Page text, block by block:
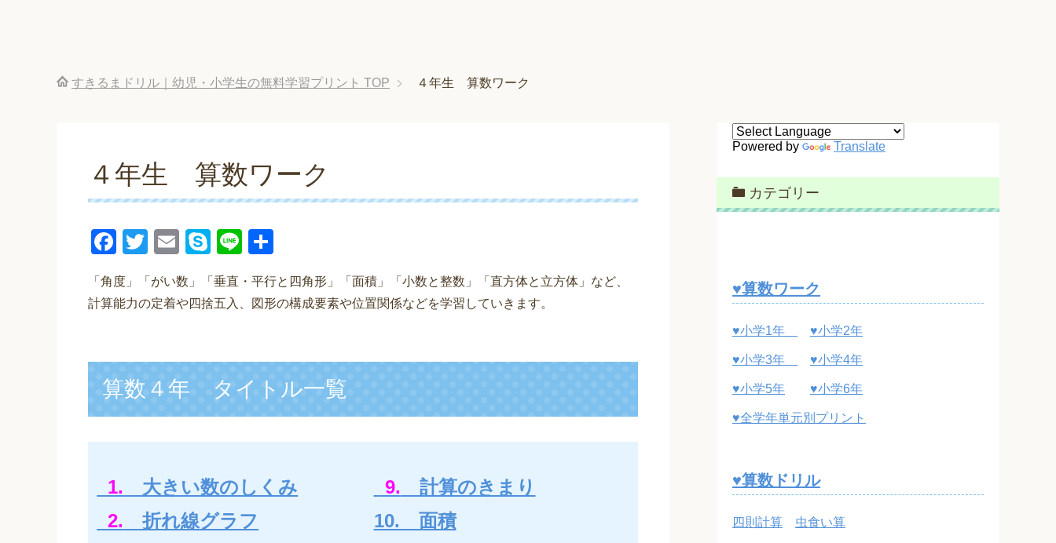
すきるまドリル｜幼児・小学生の無料学習プリント TOP ４年生 算数ワーク
４年生 算数ワーク
F
c
e
o
o
k
T
tt
er
E
ail
S
p
e
Li
e
「角度」「がい数」「垂直・平行と四角形」「面積」「小数と整数」「直方体と立方体」など、
計算能力の定着や四捨五入、図形の構成要素や位置関係などを学習していきます。
算数４年 タイトル一覧
1. 大きい数のしくみ
2. 折れ線グラフ
9. 計算のきまり
10. 面積
Powered by Translate
カテゴリー
♥算数ワーク
♥小学1年 ♥小学2年
♥小学3年 ♥小学4年
♥小学5年 ♥小学6年
♥全学年単元別プリント
♥算数ドリル
四則計算 虫食い算